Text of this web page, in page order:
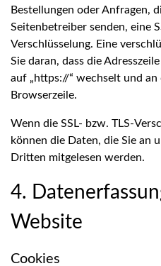
Bestellungen oder Anfragen,
Seitenbetreiber senden, eine
Verschlüsselung. Eine
Sie daran, dass die
auf „https://“ wechselt und
Browserzeile.
Wenn die SSL- bzw. TLS-
können die Daten, die Sie an
Dritten mitgelesen werden.
4.
Website
Cookies